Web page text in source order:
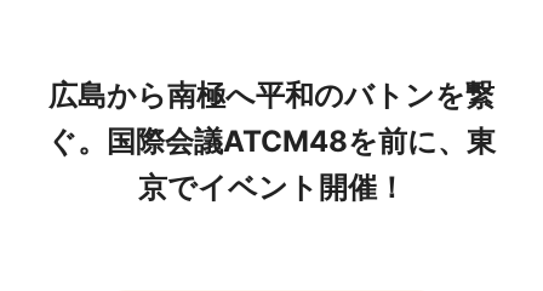
広島から南極へ平和のバトンを繋
ぐ。国際会議ATCM48を前に、東
京でイベント開催！